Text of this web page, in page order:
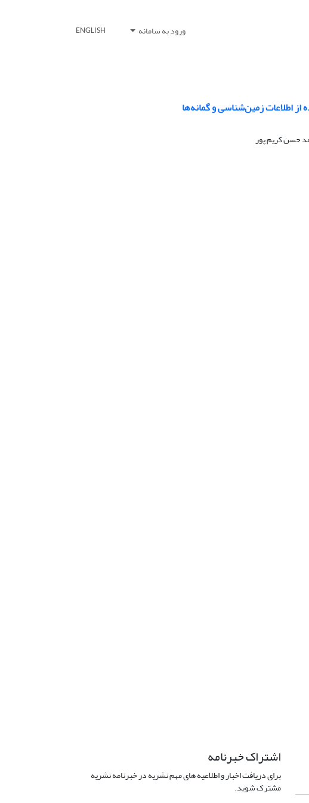
ورود به سامانه ENGLISH
اطلاعات زمین‌شناسی و گمانه‌ها
حسن کریم پور
اشتراک خبرنامه
برای دریافت اخبار و اطلاعیه های مهم نشریه در خبرنامه نشریه
مشترک شوید.